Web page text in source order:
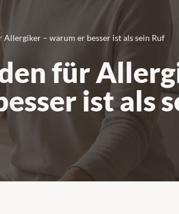
Allergiker – warum er besser ist als sein Ruf
für
ist als